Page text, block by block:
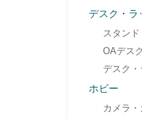
デスク・ラ
スタン
OAデス
デスク・
ホビー
カメラ